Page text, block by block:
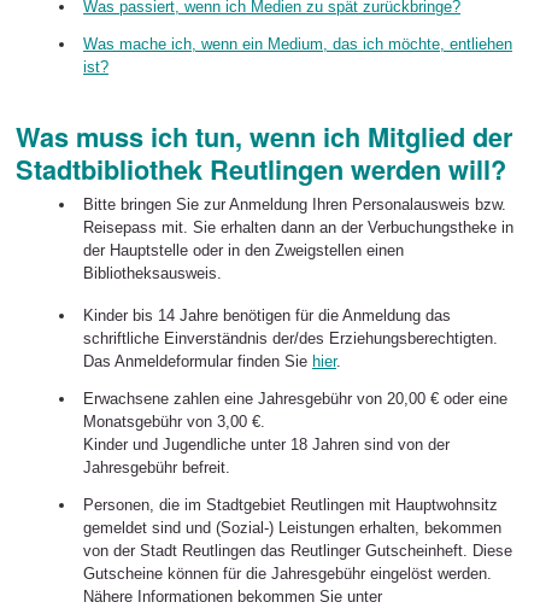
Was passiert, wenn ich Medien zu spät zurückbringe?
Was mache ich, wenn ein Medium, das ich möchte, entliehen
ist?
Was muss ich tun, wenn ich Mitglied der
Stadtbibliothek Reutlingen werden will?
Bitte bringen Sie zur Anmeldung Ihren Personalausweis bzw.
Reise­pass mit. Sie erhalten dann an der Verbuchungstheke in
der Hauptstelle oder in den Zweigstellen einen
Bibliotheksausweis.
Kinder bis 14 Jahre benötigen für die Anmeldung das
schriftliche Einverständnis der/des Erziehungsberechtigten.
Das Anmeldeformular finden Sie hier.
Erwachsene zahlen eine Jahresgebühr von 20,00 € oder eine
Monatsgebühr von 3,00 €.
Kinder und Jugendliche unter 18 Jahren sind von der
Jahresgebühr befreit.
Personen, die im Stadtgebiet Reutlingen mit Hauptwohnsitz
gemeldet sind und (Sozial-) Leistungen erhalten, bekommen
von der Stadt Reutlingen das Reutlinger Gutscheinheft. Diese
Gutscheine können für die Jahresgebühr eingelöst werden.
Nähere Informationen bekommen Sie unter